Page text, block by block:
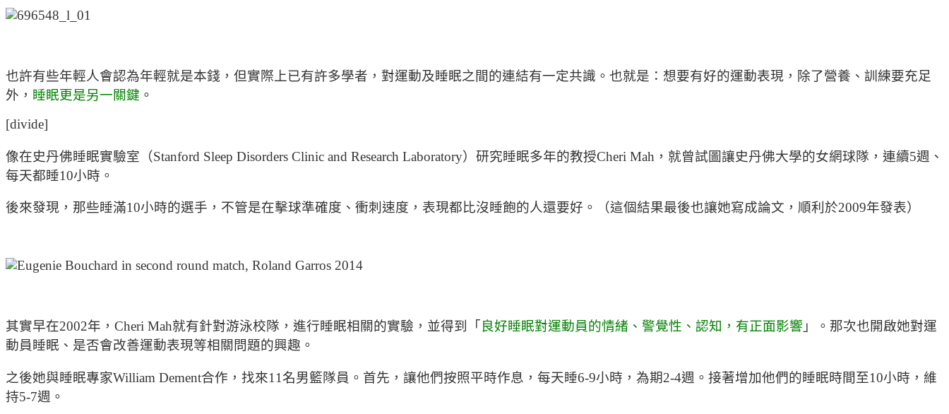
也許有些年輕人會認為年輕就是本錢，但實際上已有許多學者，對運動及睡眠之間的連結有一定共識。也就是：想要有好的運動表現，除了營養、訓練要充足
外， 睡眠更是另一關鍵 。
[divide]
像在史丹佛睡眠實驗室（Stanford Sleep Disorders Clinic and Research Laboratory）研究睡眠多年的教授Cheri Mah，就曾試圖讓史丹佛大學的女網球隊，連續5週、
每天都睡10小時。
後來發現，那些睡滿10小時的選手，不管是在擊球準確度、衝刺速度，表現都比沒睡飽的人還要好。（這個結果最後也讓她寫成論文，順利於2009年發表）
其實早在2002年，Cheri Mah就有針對游泳校隊，進行睡眠相關的實驗，並得到「 良好睡眠對運動員的情緒、警覺性、認知，有正面影響 」。那次也開啟她對運
動員睡眠、是否會改善運動表現等相關問題的興趣。
之後她與睡眠專家William Dement合作，找來11名男籃隊員。首先，讓他們按照平時作息，每天睡6-9小時，為期2-4週。接著增加他們的睡眠時間至10小時，維
持5-7週。